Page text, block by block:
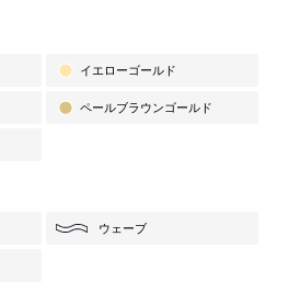
イエローゴールド
ペールブラウンゴールド
ウェーブ